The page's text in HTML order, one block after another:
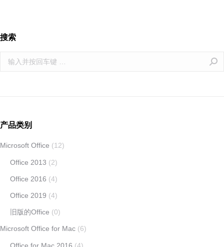
搜索
Search:
产品类别
Microsoft Office (12)
Office 2013 (2)
Office 2016 (4)
Office 2019 (4)
旧版的Office (0)
Microsoft Office for Mac (6)